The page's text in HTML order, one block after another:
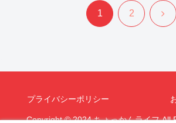
1 2 次
プライバシーポリシー
Copyright © 2024 ちょっかんライフ All